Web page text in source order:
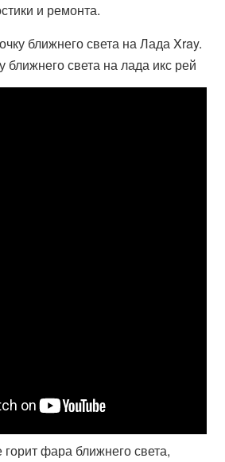
и ремонта.
ближнего света на Лада Xray.
ближнего света на лада икс рей
горит фара ближнего света,